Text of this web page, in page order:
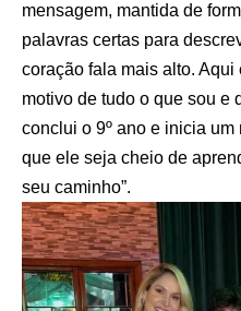
mensagem, mantida de
palavras certas para
coração fala mais alto.
motivo de tudo o que sou e
conclui o 9º ano e inicia
que ele seja cheio de
seu caminho”.